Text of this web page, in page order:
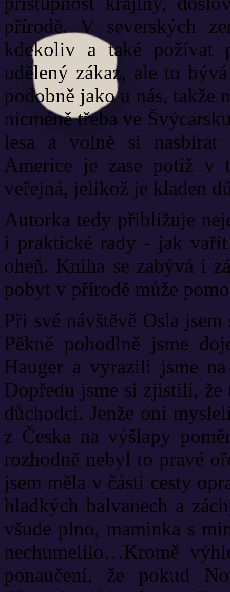
přírodě. V severských
kdekoliv a také požívat
udělený zákaz, ale to
podobně jako u nás, takže
nicméně třeba ve
lesa a volně si
Americe je zase potíž v
veřejná, jelikož je kladen
Autorka tedy přibližuje
i praktické rady - jak
oheň. Kniha se zabývá i
pobyt v přírodě může
Při své návštěvě Osla
Pěkně pohodlně jsme
Hauger a vyrazili jsme
Dopředu jsme si zjistili,
důchodci. Jenže oni
z Česka na výšlapy
rozhodně nebyl to pravé
jsem měla v části cesty
hladkých balvanech a
všude plno, maminka s
nechumelilo…Kromě
ponaučení, že pokud